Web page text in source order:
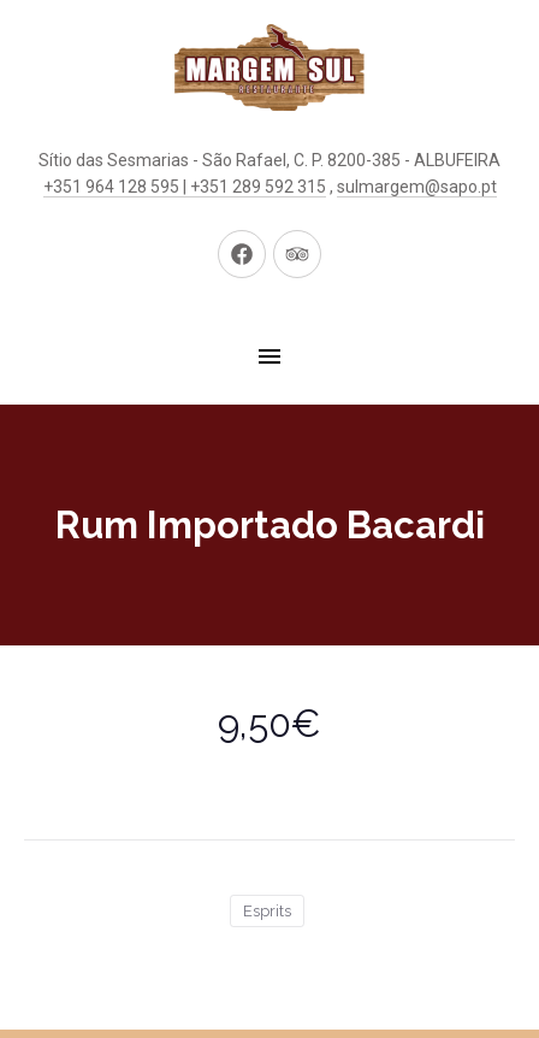
Sítio das Sesmarias - São Rafael, C. P. 8200-385 - ALBUFEIRA
+351 964 128 595 | +351 289 592 315 , sulmargem@sapo.pt
New
New
Rum Importado Bacardi
9,50€
Esprits